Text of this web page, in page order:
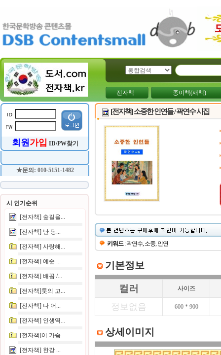
전자책 종이책(새책)
회원가입 ID/PW찾기
★문의: 010-5151-1482
시 인기순위
[전자책] 숲길을...
[전자책] 난 당...
[전자책] 사랑해...
[전자책] 예순 ...
[전자책] 배꼽 /...
[전자책]룻의 고...
[전자책] 나 어...
[전자책] 인생역...
[전자책]이 가슴...
[전자책] 한강 ...
[전자책] 소중한 인연들 / 곽연수 시집
키워드: 곽연수, 소중, 인연
기본정보
컬러 사이즈
정보없음 600 * 900
상세이미지